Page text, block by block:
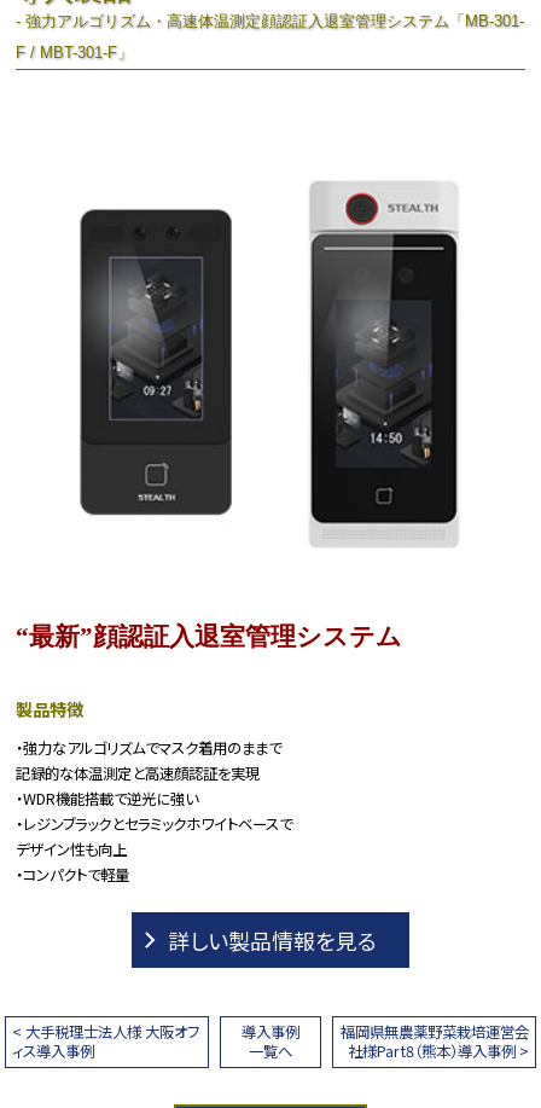
- 強力アルゴリズム・高速体温測定顔認証入退室管理システム「MB-301-
F / MBT-301-F」
“最新”顔認証入退室管理システム
製品特徴
・強力なアルゴリズムでマスク着用のままで
記録的な体温測定と高速顔認証を実現
・WDR機能搭載で逆光に強い
・レジンブラックとセラミックホワイトベースで
デザイン性も向上
・コンパクトで軽量
詳しい製品情報を見る
< 大手税理士法人様 大阪オフ
ィス導入事例
導入事例
一覧へ
福岡県無農薬野菜栽培運営会
社様Part8（熊本）導入事例 >